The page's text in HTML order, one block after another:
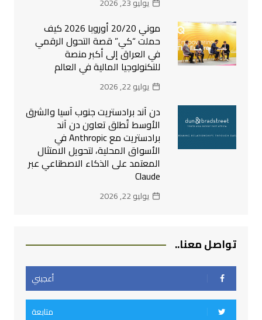
يوليو 23, 2026
موني 20/20 أوروبا 2026 كيف
حملت “كي” قصة التحول الرقمي
في العراق إلى أكبر منصة
للتكنولوجيا المالية في العالم
يوليو 22, 2026
دن آند برادستريت جنوب آسيا والشرق
الأوسط تُطلق تعاون دن آند
برادستريت مع Anthropic في
الأسواق المحلية، لتحويل الامتثال
المعتمد على الذكاء الاصطناعي عبر
Claude
يوليو 22, 2026
تواصل معنا..
أعجبني
متابعة